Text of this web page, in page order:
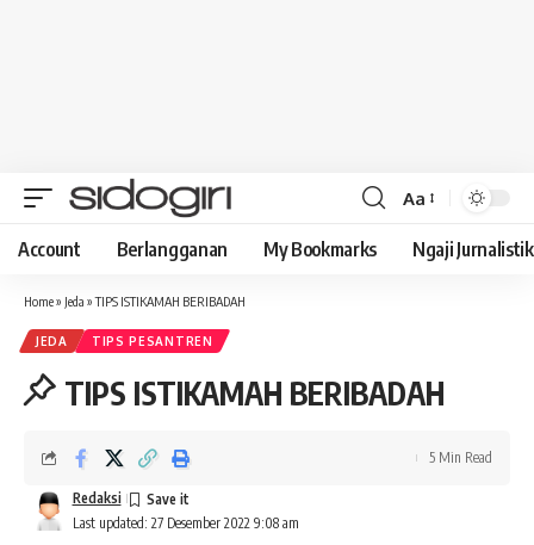
Font
Resizer
Aa
Account Berlangganan My Bookmarks Ngaji Jurnalistik
Home» Jeda »TIPS ISTIKAMAH BERIBADAH
JEDA TIPS PESANTREN
TIPS ISTIKAMAH BERIBADAH
Last updated: 27 Desember 2022 9:08 am
Redaksi
5 Min Read